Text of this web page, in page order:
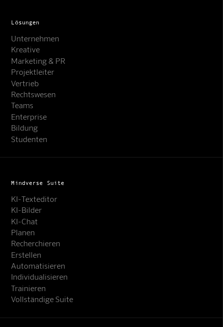
Lösungen
Unternehmen
Kreative
Marketing & PR
Projektleiter
Vertrieb
Rechtswesen
Teams
Enterprise
Bildung
Studenten
Mindverse Suite
KI-Texteditor
KI-Bilder
KI-Chat
Planen
Recherchieren
Erstellen
Automatisieren
Individualisieren
Trainieren
Vollständige Suite